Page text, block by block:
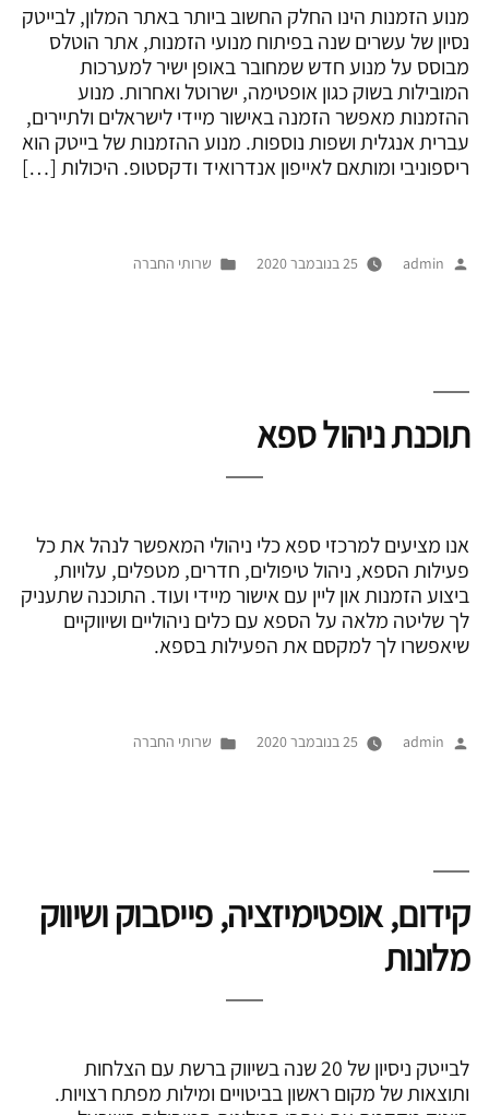
מנוע הזמנות הינו החלק החשוב ביותר באתר המלון, לבייטק
נסיון של עשרים שנה בפיתוח מנועי הזמנות, אתר הוטלס
מבוסס על מנוע חדש שמחובר באופן ישיר למערכות
המובילות בשוק כגון אופטימה, ישרוטל ואחרות. מנוע
ההזמנות מאפשר הזמנה באישור מיידי לישראלים ולתיירים,
עברית אנגלית ושפות נוספות. מנוע ההזמנות של בייטק הוא
ריספוניבי ומותאם לאייפון אנדרואיד ודקסטופ. היכולות […]
פורסם
admin 25 בנובמבר 2020
Posted
שרותי החברה
תוכנת ניהול ספא
אנו מציעים למרכזי ספא כלי ניהולי המאפשר לנהל את כל
פעילות הספא, ניהול טיפולים, חדרים, מטפלים, עלויות,
ביצוע הזמנות און ליין עם אישור מיידי ועוד. התוכנה שתעניק
לך שליטה מלאה על הספא עם כלים ניהוליים ושיווקיים
שיאפשרו לך למקסם את הפעילות בספא.
פורסם
admin 25 בנובמבר 2020
Posted
שרותי החברה
קידום, אופטימיזציה, פייסבוק ושיווק
מלונות
לבייטק ניסיון של 20 שנה בשיווק ברשת עם הצלחות
ותוצאות של מקום ראשון בביטויים ומילות מפתח רצויות.